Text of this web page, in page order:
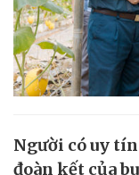
Người có uy
đoàn kết của